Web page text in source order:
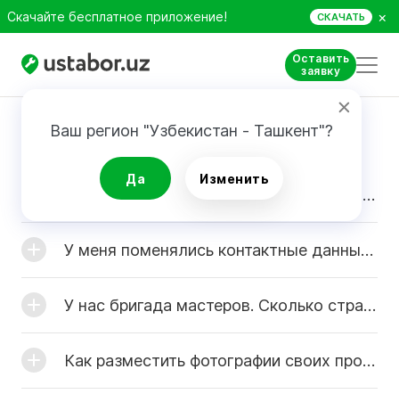
Скачайте бесплатное приложение! СКАЧАТЬ ×
Оставить
заявку
Ваш регион "Узбекистан - Ташкент"?
Да Изменить
FAQ
После ввода данных для регистрации я не получил письмо с активационной ссылкой. Что мне делать?
У меня поменялись контактные данные. Как отредактировать информацию в профиле?
У нас бригада мастеров. Сколько страниц мастеров я могу создать со своего профиля?
Как разместить фотографии своих проектов в каталог?